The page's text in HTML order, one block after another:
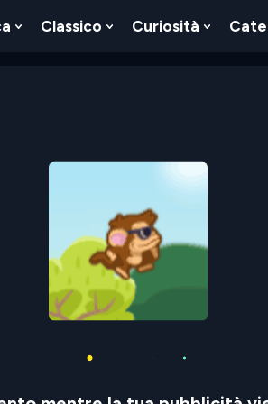
Show
Classico
Show
Curiosità
Show